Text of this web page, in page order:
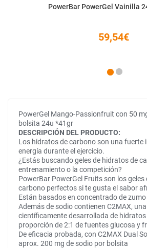
PowerBar PowerGel Vainilla
59,54€
PowerGel Mango-Passionfruit con 50
bolsita 24u *41gr
DESCRIPCIÓN DEL PRODUCTO:
Los hidratos de carbono son una fuerte
energía durante el ejercicio.
¿Estás buscando geles de hidratos de
entrenamiento o la competición?
PowerBar PowerGel Fruits son los geles
carbono perfectos si te gusta el sabor
Están basados en concentrado de
Además de sodio contienen C2MAX,
científicamente desarrollada de
proporción de 2:1 de fuentes glucosa y
De eficacia probada, con C2MAX Dual
aprox. 200 mg de sodio por bolsita